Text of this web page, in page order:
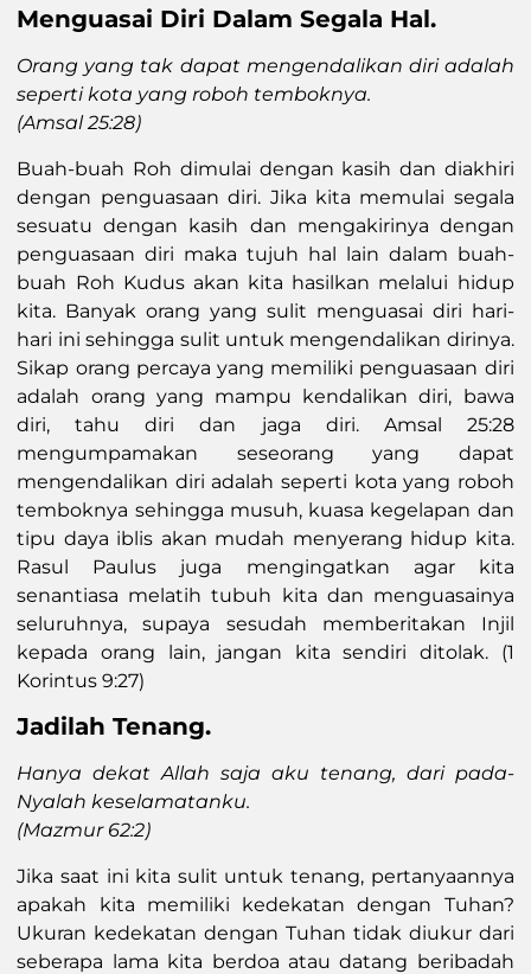
Menguasai Diri Dalam Segala Hal.
Orang yang tak dapat mengendalikan diri adalah
seperti kota yang roboh temboknya.
(Amsal 25:28)
Buah-buah Roh dimulai dengan kasih dan diakhiri
dengan penguasaan diri. Jika kita memulai segala
sesuatu dengan kasih dan mengakirinya dengan
penguasaan diri maka tujuh hal lain dalam buah-
buah Roh Kudus akan kita hasilkan melalui hidup
kita. Banyak orang yang sulit menguasai diri hari-
hari ini sehingga sulit untuk mengendalikan dirinya.
Sikap orang percaya yang memiliki penguasaan diri
adalah orang yang mampu kendalikan diri, bawa
diri, tahu diri dan jaga diri. Amsal 25:28
mengumpamakan seseorang yang dapat
mengendalikan diri adalah seperti kota yang roboh
temboknya sehingga musuh, kuasa kegelapan dan
tipu daya iblis akan mudah menyerang hidup kita.
Rasul Paulus juga mengingatkan agar kita
senantiasa melatih tubuh kita dan menguasainya
seluruhnya, supaya sesudah memberitakan Injil
kepada orang lain, jangan kita sendiri ditolak. (1
Korintus 9:27)
Jadilah Tenang.
Hanya dekat Allah saja aku tenang, dari pada-
Nyalah keselamatanku.
(Mazmur 62:2)
Jika saat ini kita sulit untuk tenang, pertanyaannya
apakah kita memiliki kedekatan dengan Tuhan?
Ukuran kedekatan dengan Tuhan tidak diukur dari
seberapa lama kita berdoa atau datang beribadah